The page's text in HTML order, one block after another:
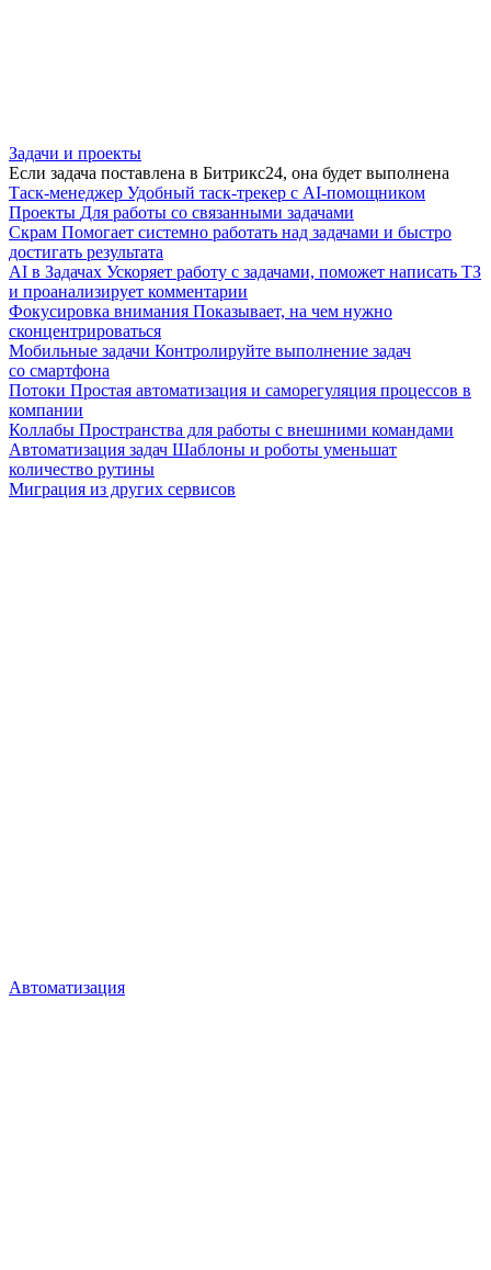
Задачи и проекты
Если задача поставлена в Битрикс24, она будет выполнена
Таск-менеджер Удобный таск-трекер с AI-помощником
Проекты Для работы со связанными задачами
Скрам Помогает системно работать над задачами и быстро
достигать результата
AI в Задачах Ускоряет работу с задачами, поможет написать ТЗ
и проанализирует комментарии
Фокусировка внимания Показывает, на чем нужно
сконцентрироваться
Мобильные задачи Контролируйте выполнение задач
со смартфона
Потоки Простая автоматизация и саморегуляция процессов в
компании
Коллабы Пространства для работы с внешними командами
Автоматизация задач Шаблоны и роботы уменьшат
количество рутины
Миграция из других сервисов
Автоматизация